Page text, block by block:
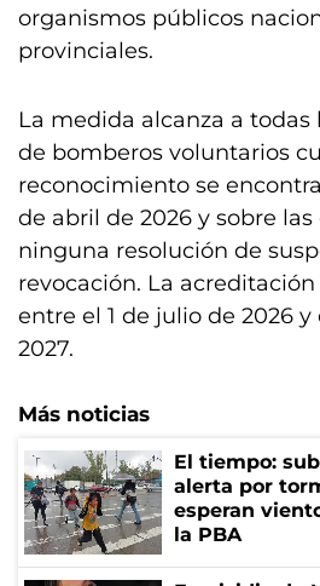
organismos públicos
provinciales.
La medida alcanza a todas
de bomberos voluntarios
reconocimiento se
de abril de 2026 y sobre las
ninguna resolución de
revocación. La
entre el 1 de julio de 2026
2027.
Más noticias
El tiempo:
alerta por
esperan
la PBA